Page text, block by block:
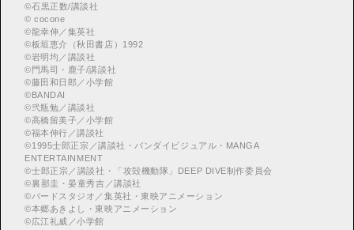
©︎石黒正数/講談社
© cocone
©龍幸伸／集英社
©板垣恵介（秋田書店）1992
©岩明均／講談社
©門馬司・鹿子/講談社
©藤田和日郎／小学館
©BANDAI
©弐瓶勉／講談社
©高橋留美子／小学館
©福本伸行／講談社
©︎1995士郎正宗／講談社・バンダイビジュアル・MANGA
ENTERTAINMENT
©︎士郎正宗／講談社・「攻殻機動隊」DEEP DIVE制作委員会
©︎裏那圭・晏童秀吉／講談社
©バードスタジオ／集英社・東映アニメーション
©本郷あきよし・東映アニメーション
©広江礼威／小学館